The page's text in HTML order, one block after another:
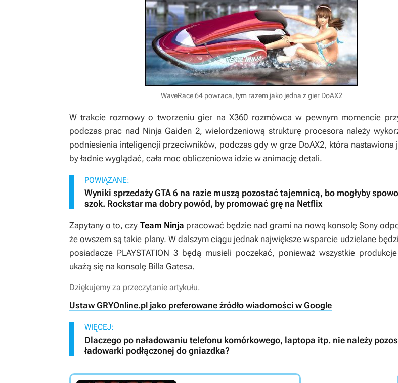
WaveRace 64 powraca, tym razem jako jedna z gier DoAX2
W trakcie rozmowy o tworzeniu gier na X360 rozmówca w pewnym momencie
podczas prac nad Ninja Gaiden 2, wielordzeniową strukturę procesora należy
podniesienia inteligencji przeciwników, podczas gdy w grze DoAX2, która nastawiona
by ładnie wyglądać, cała moc obliczeniowa idzie w animację detali.
POWIĄZANE:
Wyniki sprzedaży GTA 6 na razie muszą pozostać tajemnicą, bo mogłyby
szok. Rockstar ma dobry powód, by promować grę na Netflix
Zapytany o to, czy Team Ninja pracować będzie nad grami na nową konsolę Sony
że owszem są takie plany. W dalszym ciągu jednak największe wsparcie udzielane
posiadacze PLAYSTATION 3 będą musieli poczekać, ponieważ wszystkie
ukażą się na konsolę Billa Gatesa.
Dziękujemy za przeczytanie artykułu.
Ustaw GRYOnline.pl jako preferowane źródło wiadomości w Google
WIĘCEJ:
Dlaczego po naładowaniu telefonu komórkowego, laptopa itp. nie należy
ładowarki podłączonej do gniazdka?